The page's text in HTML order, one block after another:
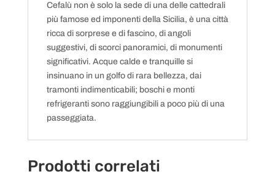
Cefalù non è solo la sede di una delle cattedrali
più famose ed imponenti della Sicilia, è una città
ricca di sorprese e di fascino, di angoli
suggestivi, di scorci panoramici, di monumenti
significativi. Acque calde e tranquille si
insinuano in un golfo di rara bellezza, dai
tramonti indimenticabili; boschi e monti
refrigeranti sono raggiungibili a poco più di una
passeggiata.
Prodotti correlati